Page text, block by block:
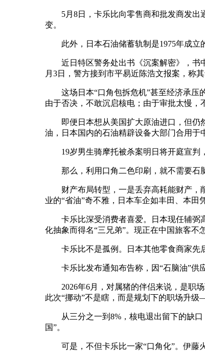
5月8日，卡乐比向零售商和批发商发出通
变。
此外，日本石油储蓄轨制是1975年成立的
近日特区警务处出书《沉案解密》，书中
月3日，警方接到市平易近陈浩文报案，称
这场日本“口角包拆危机”甚至经济承压的
由于否决，不敢沉启核电；由于审批太慢，
即便日本想从美国扩大原油进口，但仍然
油，日本国内的石油精辟设备大部门合用于
19岁男生骑摩托被杀案明日将开庭宣判，
那么，利用口角二色印刷，就不需要石脑
财产布局转型，一是丢弃高耗能财产，削
业的“省油”奇不雅，日本车企如丰田、本田
卡乐比深受消费者喜爱。日本现任辅弼
化抽象而得名“三兄弟”。现正在中国旅客不
卡乐比不是孤例。日本其他零食商家先后
卡乐比发布通知布告称，因“石脑油”供应
2026年6月，对属猪的伴侣来说，是职场
此次“挪动”不是瞎，而是规划下的职场升
从三分之一到8%，核电退出留下的缺口
国”。
可是，不但卡乐比一家“口角化”。伊藤火